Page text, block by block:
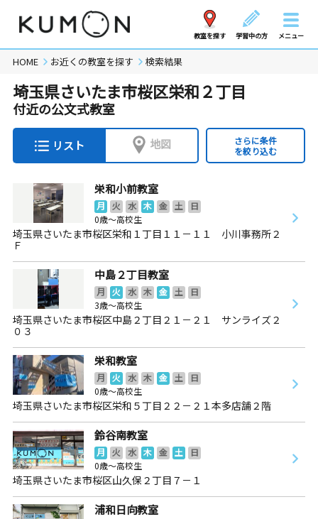
教室を探す 学習中の方 メニュー
HOME お近くの教室を探す 検索結果
埼玉県さいたま市桜区栄和２丁目
付近の公文式教室
リスト 地図
さらに条件
を絞り込む
栄和小前教室
月 火 水 木 金 土
日
0歳～高校生
埼玉県さいたま市桜区栄和１丁目１１－１１ 小川事務所２
Ｆ
中島２丁目教室
月 火 水 木 金 土
日
3歳～高校生
埼玉県さいたま市桜区中島２丁目２１－２１ サンライズ２
０３
栄和教室
月 火 水 木 金 土
日
0歳～高校生
埼玉県さいたま市桜区栄和５丁目２２－２１本多店舗２階
鈴谷南教室
月 火 水 木 金 土
日
0歳～高校生
埼玉県さいたま市桜区山久保２丁目７－１
浦和日向教室